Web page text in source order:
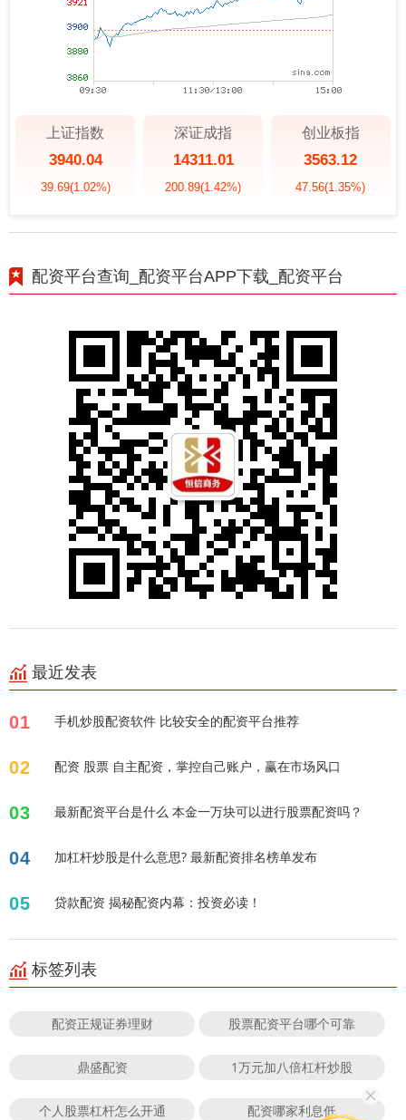
上证指数
3940.04
39.69(1.02%)
深证成指
14311.01
200.89(1.42%)
创业板指
3563.12
47.56(1.35%)
配资平台查询_配资平台APP下载_配资平台
最近发表
01 手机炒股配资软件 比较安全的配资平台推荐
02 配资 股票 自主配资，掌控自己账户，赢在市场风口
03 最新配资平台是什么 本金一万块可以进行股票配资吗？
04 加杠杆炒股是什么意思? 最新配资排名榜单发布
05 贷款配资 揭秘配资内幕：投资必读！
标签列表
配资正规证券理财 股票配资平台哪个可靠
鼎盛配资 1万元加八倍杠杆炒股
个人股票杠杆怎么开通 配资哪家利息低